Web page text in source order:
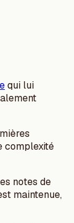
qui lui
complexité
notes de
maintenue,